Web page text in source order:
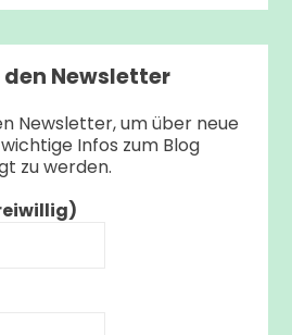
Newsletter
Newsletter, um über neue
Infos zum Blog
zu werden.